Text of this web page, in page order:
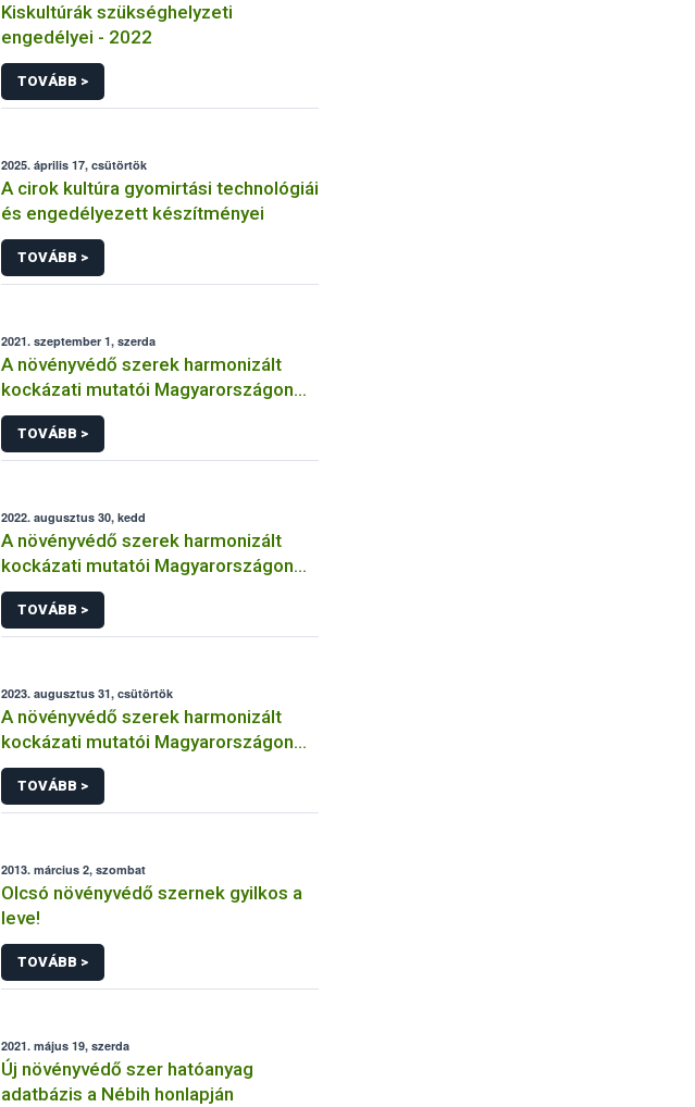
Kiskultúrák szükséghelyzeti
engedélyei - 2022
TOVÁBB >
2025. április 17, csütörtök
A cirok kultúra gyomirtási technológiái
és engedélyezett készítményei
TOVÁBB >
2021. szeptember 1, szerda
A növényvédő szerek harmonizált
kockázati mutatói Magyarországon
(2011-2019)
TOVÁBB >
2022. augusztus 30, kedd
A növényvédő szerek harmonizált
kockázati mutatói Magyarországon
(2011-2020) Másolat 1
TOVÁBB >
2023. augusztus 31, csütörtök
A növényvédő szerek harmonizált
kockázati mutatói Magyarországon
(2011-2020)
TOVÁBB >
2013. március 2, szombat
Olcsó növényvédő szernek gyilkos a
leve!
TOVÁBB >
2021. május 19, szerda
Új növényvédő szer hatóanyag
adatbázis a Nébih honlapján